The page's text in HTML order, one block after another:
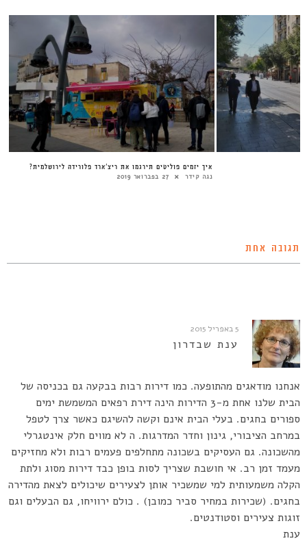
איך יזמים פוליטים תירגמו את ריצ’ארד פלורידה
נגה קידר 27 בפברואר 2019
תגובה אחת
5 באפריל 2015
ענת שבדרון
אנחנו מודאגים מהתופעה. כמו דירות רבות בבקעה גם בכניסה של
הבית שלנו אחת מ-3 הדירות הינה דירת רפאים המשמשת ימים
ספורים בחגים. בעלי הבית אינם וקשה להשיגם כאשר צרך לטפל
במרחב הציבורי, גינון וחדר המדרגות. ה לא מווים חלק אינטגרלי
מהשכונה. גם העסיקים בשכונה מתחלפים פעמים רבות ולא מחזיקים
מעמד זמן רב. אי חושבת שצריך לסות בופן כבד דירות מסוג ולתת
הקלה משמעותית למי שמשכיר אותן לצעירים שיכולים לצאת מהדירה
בחגים. (שכירות במחיר סביר כמובן) . כולם ירוויחו, גם הבעלים וגם
זוגות צעירים וסטודנטים.
ענת